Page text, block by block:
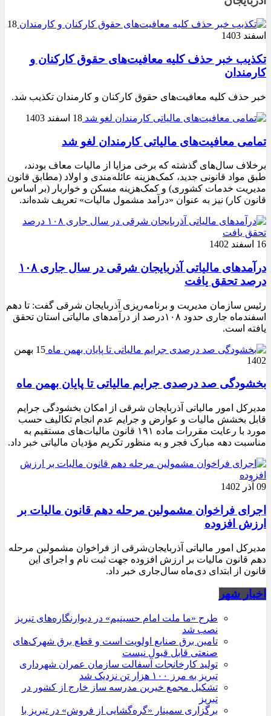
18
اسفند 1403
تکذیب خبر حذف کلیه معافیت‌های حقوق کارکنان و
کارمندان
خبر حذف کلیه معافیت‌های حقوق کارکنان و کارمندان تکذیب شد.
18 اسفند 1403
تمامی معافیت‌های مالیاتی کارمندان لغو شد
برخلاف سال‌های گذشته که برخی مزایا از مالیات معاف بودند،
طبق مواد قانونی جدید، کمک‌هزینه عائله‌مندی و اولاد (مطابق قانون
مدیریت خدمات کشوری) و کمک‌هزینه مسکن و خواربار (بر اساس
قانون کار) نیز به عنوان «درآمد مشمول مالیات» تعریف شده‌اند.
16 اسفند 1402
درآمدهای مالیاتی آذربایجان شرقی در سال جاری ۱۰۸
درصد تحقق یافت
رئیس سازمان مدیریت و برنامه‌ریزی آذربایجان شرقی گفت: تا دهم
اسفندماه جاری حدود ۱۰۸درصد از درآمدهای مالیاتی استان تحقق
یافته است.
15 بهمن
1402
بخشودگی صد درصدی جرایم مالیاتی تا پایان بهمن ماه
مدیرکل امور مالیاتی آذربایجان شرقی از امکان بخشودگی جرایم
قابل بخشش مالیات و عوارض و جرایم عدم انجام تکالیف حسب
مورد با رعایت مقررات ماده ۱۹۱ قانون مالیات‌های مستقیم به
مناسبت دهه مبارک فجر و به منظور تکریم مؤدیان مالیاتی خبر داد.
09 آذر 1402
اجرای فراخوان مشمولین مرحله دهم قانون مالیات بر
ارزش افزوده
مدیرکل امور مالیاتی آذربایجا‌ن‌شرقی از فراخوان مشمولین مرحله
دهم قانون مالیات بر ارزش افزوده جهت ثبت نام و اجرای این
قانون از ابتدای دی‌ماه سال‌جاری خبر داد.
اخبار شهر
طرح «ما ملت امام حسینیم» در دیوارنگاره‌های تبریز
نصب شد
تامین برق صنایع اولویت است و قطع برق شهرک‌های
صنعتی قابل قبول نیست
تولید کارخانجات آسفالت سازمان عمران شهرداری
تبریز به مرز ۱۰۰ هزار تن نزدیک شد
تشکیل مجمع خیرین مدرسه ‌ساز خارج از کشور در
تبریز
برگزاری سمینار «گره‌گشایی از فروش» در تبریز با